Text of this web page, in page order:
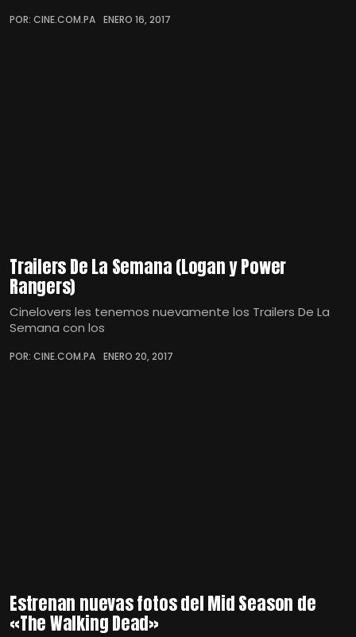
POR: CINE.COM.PA ENERO 16, 2017
Trailers De La Semana (Logan y Power
Rangers)
Cinelovers les tenemos nuevamente los Trailers De La
Semana con los
POR: CINE.COM.PA ENERO 20, 2017
Estrenan nuevas fotos del Mid Season de
«The Walking Dead»